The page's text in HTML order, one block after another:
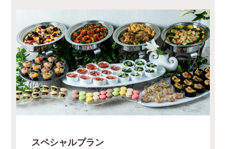
スペシャルプラン